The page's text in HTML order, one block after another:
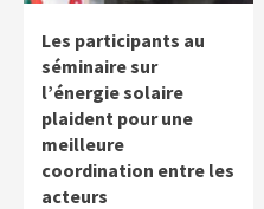
Les participants au
séminaire sur
l’énergie solaire
plaident pour une
meilleure
coordination entre les
acteurs